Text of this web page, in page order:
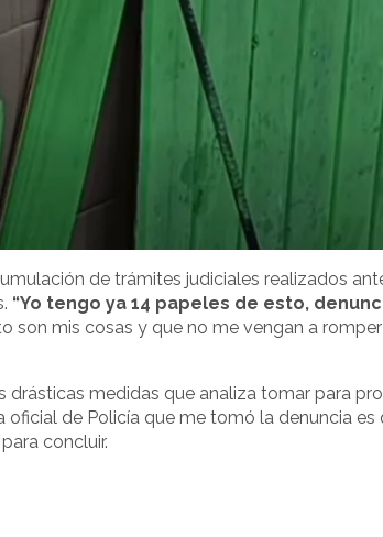
de trámites judiciales realizados
“Yo tengo ya 14 papeles de esto,
mis cosas y que no me vengan a romper
medidas que analiza tomar para
oficial de Policía que me tomó la denuncia es
concluir.